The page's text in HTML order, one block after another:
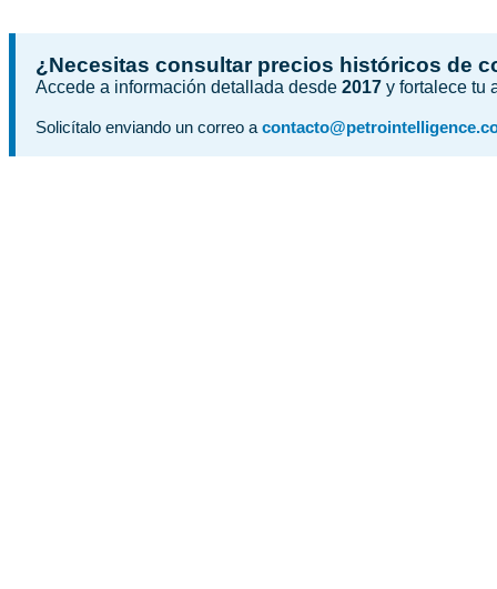
¿Necesitas consultar precios históricos de
Accede a información detallada desde 2017 y fortalece tu
Solicítalo enviando un correo a